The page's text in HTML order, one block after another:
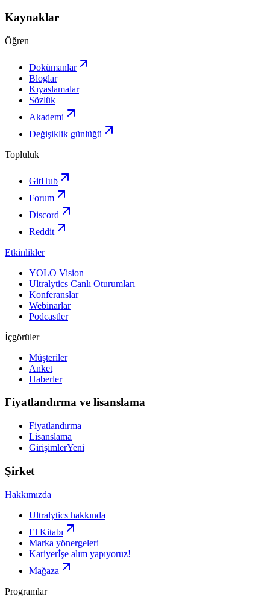
Kaynaklar
Öğren
Dokümanlar
Bloglar
Kıyaslamalar
Sözlük
Akademi
Değişiklik günlüğü
Topluluk
GitHub
Forum
Discord
Reddit
Etkinlikler
YOLO Vision
Ultralytics Canlı Oturumları
Konferanslar
Webinarlar
Podcastler
İçgörüler
Müşteriler
Anket
Haberler
Fiyatlandırma ve lisanslama
Fiyatlandırma
Lisanslama
GirişimlerYeni
Şirket
Hakkımızda
Ultralytics hakkında
El Kitabı
Marka yönergeleri
Kariyerİşe alım yapıyoruz!
Mağaza
Programlar